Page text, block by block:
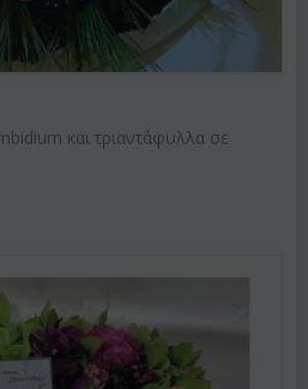
και τριαντάφυλλα σε